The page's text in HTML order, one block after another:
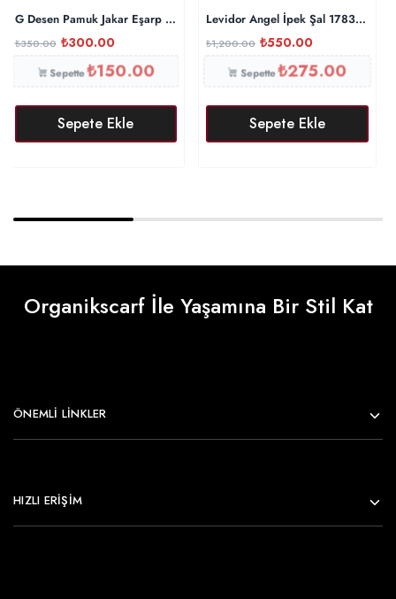
G Desen Pamuk Jakar Eşarp 10442 – Japon Kirazı
₺350.00 ₺300.00
Sepette₺150.00
Sepete Ekle
Levidor Angel İpek Şal 17834 –
₺1,200.00 ₺550.00
Sepette₺275.00
Sepete Ekle
Organikscarf İle Yaşamına Bir Stil Kat
ÖNEMLI LINKLER
HIZLI ERİŞİM